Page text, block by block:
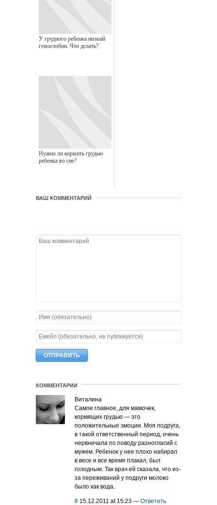
У грудного ребенка низкий
гемоглобин. Что делать?
Нужно ли кормить грудью
ребенка во сне?
ВАШ КОММЕНТАРИЙ
КОММЕНТАРИИ
Виталина
Самое главное, для мамочек,
кормящих грудью — это
положительные эмоции. Моя подруга,
в такой ответственный период, очень
нервничала по поводу разногласий с
мужем. Ребенок у нее плохо набирал
в весе и все время плакал, был
голодным. Так врач ей сказала, что из-
за переживаний у подруги молоко
было как вода.
# 15.12.2011 at 15:23 — Ответить